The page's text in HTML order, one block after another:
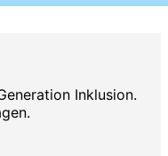
Inklusion.